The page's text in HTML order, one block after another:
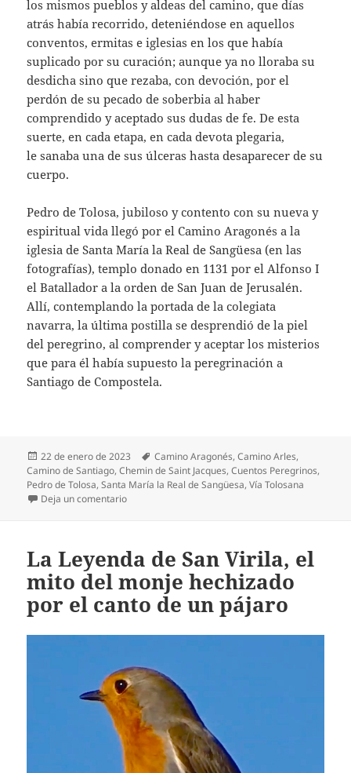
los mismos pueblos y aldeas del camino, que días
atrás había recorrido, deteniéndose en aquellos
conventos, ermitas e iglesias en los que había
suplicado por su curación; aunque ya no lloraba su
desdicha sino que rezaba, con devoción, por el
perdón de su pecado de soberbia al haber
comprendido y aceptado sus dudas de fe. De esta
suerte, en cada etapa, en cada devota plegaria,
le sanaba una de sus úlceras hasta desaparecer de su
cuerpo.
Pedro de Tolosa, jubiloso y contento con su nueva y
espiritual vida llegó por el Camino Aragonés a la
iglesia de Santa María la Real de Sangüesa (en las
fotografías), templo donado en 1131 por el Alfonso I
el Batallador a la orden de San Juan de Jerusalén.
Allí, contemplando la portada de la colegiata
navarra, la última postilla se desprendió de la piel
del peregrino, al comprender y aceptar los misterios
que para él había supuesto la peregrinación a
Santiago de Compostela.
Publicado
el
22 de enero de 2023 Etiquetas
Camino Aragonés,Camino Arles,
Camino de Santiago,Chemin de Saint Jacques,Cuentos Peregrinos,
Pedro de Tolosa,Santa María la Real de Sangüesa,Vía Tolosana
Deja un comentarioen La última llaga de Pedro de Tolosa curada por
La Leyenda de San Virila, el
mito del monje hechizado
por el canto de un pájaro